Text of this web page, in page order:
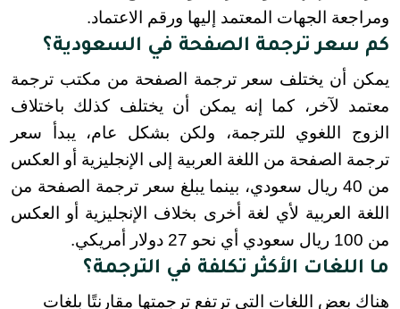
ومراجعة الجهات المعتمد إليها ورقم الاعتماد.
كم سعر ترجمة الصفحة في السعودية؟
من 100 ريال سعودي أي نحو 27 دولار أمريكي.
ما اللغات الأكثر تكلفة في الترجمة؟
هناك بعض اللغات التي ترتفع ترجمتها مقارنتًا بلغات